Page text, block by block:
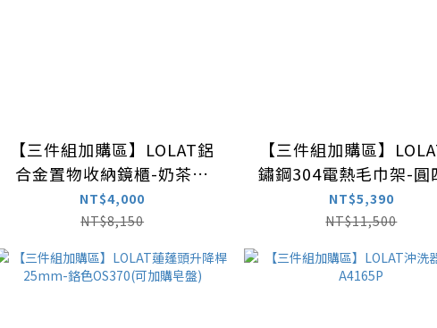
【三件組加購區】LOLAT鋁
合金置物收納鏡櫃-奶茶色
MA502-KG
NT$4,000
NT$8,150
【三件組加購區】
鏽鋼304電熱毛巾架-圓
A4232A-ZZH
NT$5,390
NT$11,500